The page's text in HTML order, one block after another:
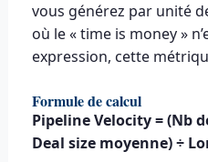
vous générez par unité
où le « time is money »
expression, cette
Formule de calcul
Pipeline Velocity = (Nb
Deal size moyenne) ÷